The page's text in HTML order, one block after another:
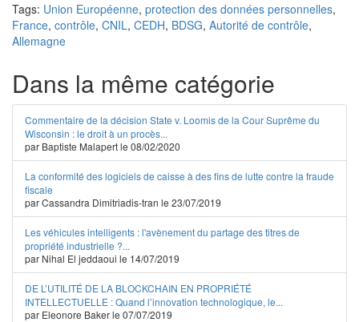
Tags: Union Européenne, protection des données personnelles,
France, contrôle, CNIL, CEDH, BDSG, Autorité de contrôle,
Allemagne
Dans la même catégorie
Commentaire de la décision State v. Loomis de la Cour Suprême du
Wisconsin : le droit à un procès...
par Baptiste Malapert le 08/02/2020
La conformité des logiciels de caisse à des fins de lutte contre la fraude
fiscale
par Cassandra Dimitriadis-tran le 23/07/2019
Les véhicules intelligents : l'avènement du partage des titres de
propriété industrielle ?...
par Nihal El jeddaoui le 14/07/2019
DE L’UTILITÉ DE LA BLOCKCHAIN EN PROPRIÉTÉ
INTELLECTUELLE : Quand l’innovation technologique, le...
par Eleonore Baker le 07/07/2019